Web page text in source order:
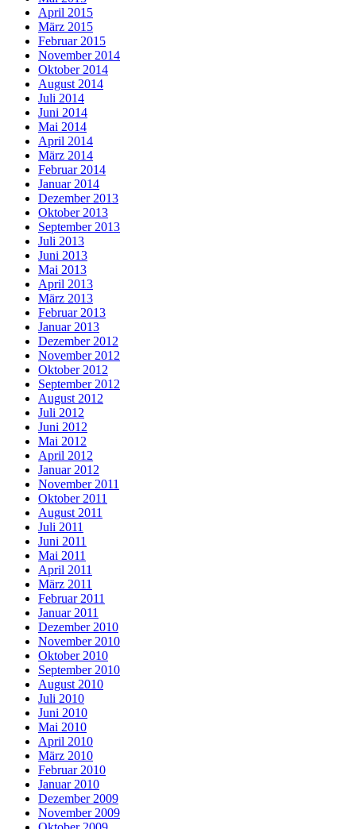
April 2015
März 2015
Februar 2015
November 2014
Oktober 2014
August 2014
Juli 2014
Juni 2014
Mai 2014
April 2014
März 2014
Februar 2014
Januar 2014
Dezember 2013
Oktober 2013
September 2013
Juli 2013
Juni 2013
Mai 2013
April 2013
März 2013
Februar 2013
Januar 2013
Dezember 2012
November 2012
Oktober 2012
September 2012
August 2012
Juli 2012
Juni 2012
Mai 2012
April 2012
Januar 2012
November 2011
Oktober 2011
August 2011
Juli 2011
Juni 2011
Mai 2011
April 2011
März 2011
Februar 2011
Januar 2011
Dezember 2010
November 2010
Oktober 2010
September 2010
August 2010
Juli 2010
Juni 2010
Mai 2010
April 2010
März 2010
Februar 2010
Januar 2010
Dezember 2009
November 2009